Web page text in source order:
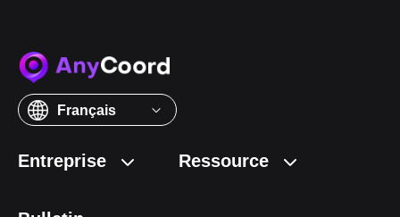
Français
Entreprise Ressource